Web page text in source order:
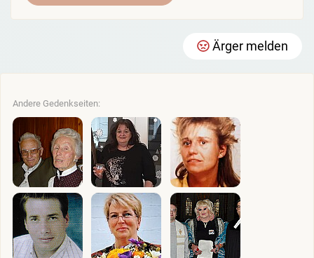
Ärger melden
Andere Gedenkseiten: